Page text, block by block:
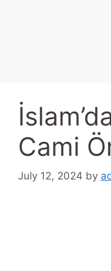
Cami
July 12, 2024 by